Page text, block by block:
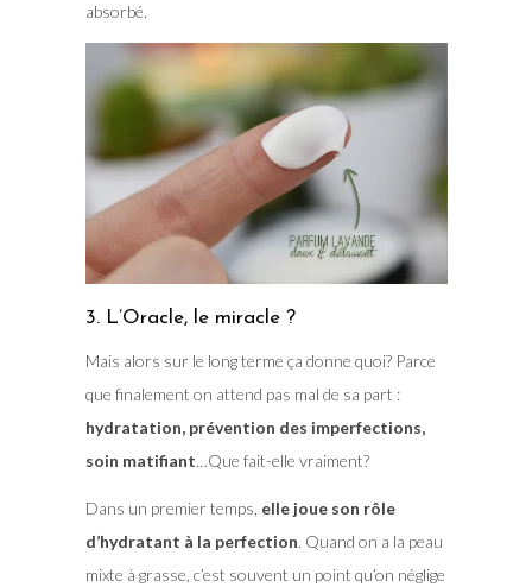
absorbé.
3. L’Oracle, le miracle ?
Mais alors sur le long terme ça donne quoi? Parce
que finalement on attend pas mal de sa part :
hydratation, prévention des imperfections,
soin matifiant…Que fait-elle vraiment?
Dans un premier temps, elle joue son rôle
d’hydratant à la perfection. Quand on a la peau
mixte à grasse, c’est souvent un point qu’on néglige